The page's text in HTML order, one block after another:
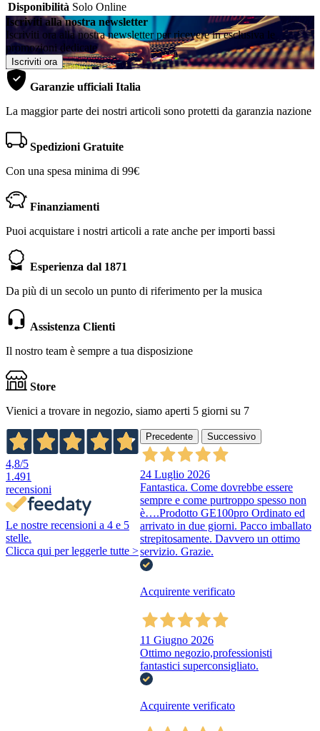
Disponibilità Solo Online
Iscriviti alla nostra newsletter
Iscriviti ora alla nostra newsletter per ricevere in esclusiva le
promozioni dedicate
Iscriviti ora
Garanzie ufficiali Italia
La maggior parte dei nostri articoli sono protetti da garanzia nazione
Spedizioni Gratuite
Con una spesa minima di 99€
Finanziamenti
Puoi acquistare i nostri articoli a rate anche per importi bassi
Esperienza dal 1871
Da più di un secolo un punto di riferimento per la musica
Assistenza Clienti
Il nostro team è sempre a tua disposizione
Store
Vienici a trovare in negozio, siamo aperti 5 giorni su 7
4,8/5
1.491
recensioni
Le nostre recensioni a 4 e 5
stelle.
Clicca qui per leggerle tutte >
Precedente Successivo
24 Luglio 2026
Fantastica. Come dovrebbe essere
sempre e come purtroppo spesso non
è….Prodotto GE100pro Ordinato ed
arrivato in due giorni. Pacco imballato
strepitosamente. Davvero un ottimo
servizio. Grazie.
Acquirente verificato
11 Giugno 2026
Ottimo negozio,professionisti
fantastici superconsigliato.
Acquirente verificato